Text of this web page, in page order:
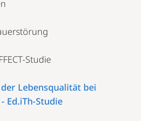
Studie
Lebensqualität bei
Ed.iTh-Studie